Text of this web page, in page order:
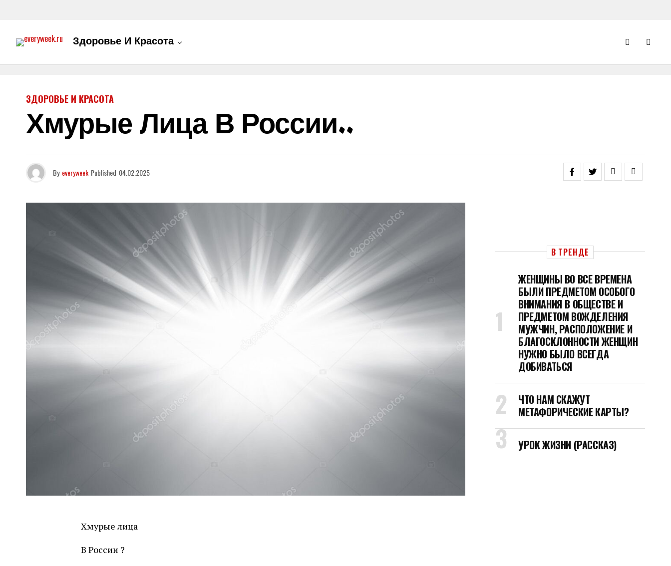
Здоровье И Красота
ЗДОРОВЬЕ И КРАСОТА
Хмурые Лица В России..
By everyweek Published 04.02.2025
Хмурые лица
В России ?
В ТРЕНДЕ
ЖЕНЩИНЫ ВО ВСЕ ВРЕМЕНА
БЫЛИ ПРЕДМЕТОМ ОСОБОГО
ВНИМАНИЯ В ОБЩЕСТВЕ И
ПРЕДМЕТОМ ВОЖДЕЛЕНИЯ
МУЖЧИН, РАСПОЛОЖЕНИЕ И
БЛАГОСКЛОННОСТИ ЖЕНЩИН
НУЖНО БЫЛО ВСЕГДА
ДОБИВАТЬСЯ
ЧТО НАМ СКАЖУТ
МЕТАФОРИЧЕСКИЕ КАРТЫ?
УРОК ЖИЗНИ (РАССКАЗ)